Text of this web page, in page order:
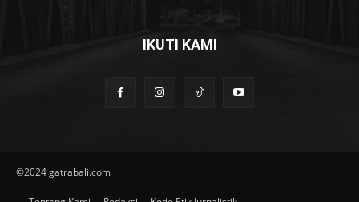
IKUTI KAMI
©2024 gatrabali.com